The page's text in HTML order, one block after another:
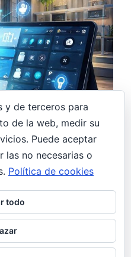
2026
ESP32 y Home
del aire en
DIY Estas
pidió un monitor de
momento,…
y de terceros para
de la web, medir su
Puede aceptar
las no necesarias o
Política de cookies
todo